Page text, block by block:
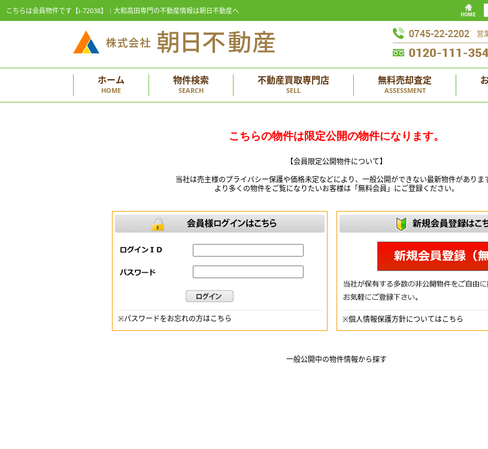
こちらは会員物件です【i-72038】｜大和高田専門の不動産情報は朝日不動産へ
営
ホーム
HOME
物件検索
SEARCH
不動産買取専門店
SELL
無料売却査定
ASSESSMENT
こちらの物件は限定公開の物件になります。
【会員限定公開物件について】
当社は売主様のプライバシー保護や価格未定などにより、一般公開ができない最新物件があります
より多くの物件をご覧になりたいお客様は「無料会員」にご登録ください。
※パスワードをお忘れの方はこちら ※個人情報保護方針についてはこちら
一般公開中の物件情報から探す